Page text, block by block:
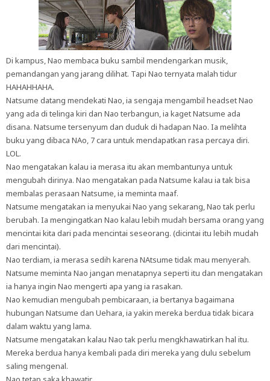
Di kampus, Nao membaca buku sambil mendengarkan musik,
pemandangan yang jarang dilihat. Tapi Nao ternyata malah tidur
HAHAHHAHA.
Natsume datang mendekati Nao, ia sengaja mengambil headset Nao
yang ada di telinga kiri dan Nao terbangun, ia kaget Natsume ada
disana. Natsume tersenyum dan duduk di hadapan Nao. Ia melihta
buku yang dibaca NAo, 7 cara untuk mendapatkan rasa percaya diri.
LOL.
Nao mengatakan kalau ia merasa itu akan membantunya untuk
mengubah dirinya. Nao mengatakan pada Natsume kalau ia tak bisa
membalas perasaan Natsume, ia meminta maaf.
Natsume mengatakan ia menyukai Nao yang sekarang, Nao tak perlu
berubah. Ia mengingatkan Nao kalau lebih mudah bersama orang yang
mencintai kita dari pada mencintai seseorang. (dicintai itu lebih mudah
dari mencintai).
Nao terdiam, ia merasa sedih karena NAtsume tidak mau menyerah.
Natsume meminta Nao jangan menatapnya seperti itu dan mengatakan
ia hanya ingin Nao mengerti apa yang ia rasakan.
Nao kemudian mengubah pembicaraan, ia bertanya bagaimana
hubungan Natsume dan Uehara, ia yakin mereka berdua tidak bicara
dalam waktu yang lama.
Natsume mengatakan kalau Nao tak perlu mengkhawatirkan hal itu.
Mereka berdua hanya kembali pada diri mereka yang dulu sebelum
saling mengenal.